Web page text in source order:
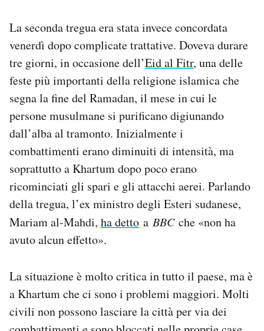
La seconda tregua era stata invece concordata
venerdì dopo complicate trattative. Doveva durare
tre giorni, in occasione dell’Eid al Fitr, una delle
feste più importanti della religione islamica che
segna la fine del Ramadan, il mese in cui le
persone musulmane si purificano digiunando
dall’alba al tramonto. Inizialmente i
combattimenti erano diminuiti di intensità, ma
soprattutto a Khartum dopo poco erano
ricominciati gli spari e gli attacchi aerei. Parlando
della tregua, l’ex ministro degli Esteri sudanese,
Mariam al-Mahdi, ha detto a BBCche «non ha
avuto alcun effetto».
La situazione è molto critica in tutto il paese, ma è
a Khartum che ci sono i problemi maggiori. Molti
civili non possono lasciare la città per via dei